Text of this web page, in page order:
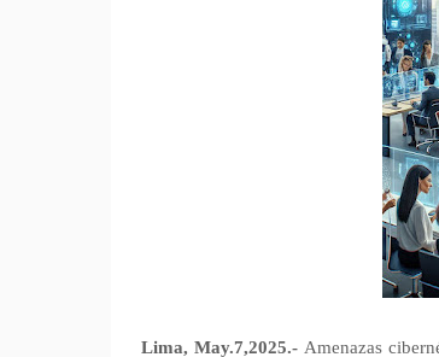
Lima, May.7,2025.- Amenazas